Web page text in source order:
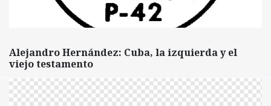
Alejandro Hernández: Cuba, la izquierda y el
viejo testamento